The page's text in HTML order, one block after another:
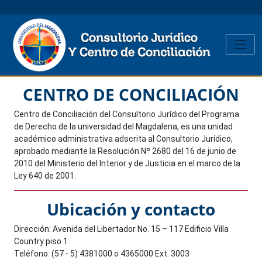
CENTRO DE CONCILIACIÓN
Centro de Conciliación del Consultorio Jurídico del Programa
de Derecho de la universidad del Magdalena, es una unidad
académico administrativa adscrita al Consultorio Jurídico,
aprobado mediante la Resolución Nº 2680 del 16 de junio de
2010 del Ministerio del Interior y de Justicia en el marco de la
Ley 640 de 2001.
Ubicación y contacto
Dirección: Avenida del Libertador No. 15 – 117 Edificio Villa
Country piso 1
Teléfono: (57 - 5) 4381000 o 4365000 Ext. 3003